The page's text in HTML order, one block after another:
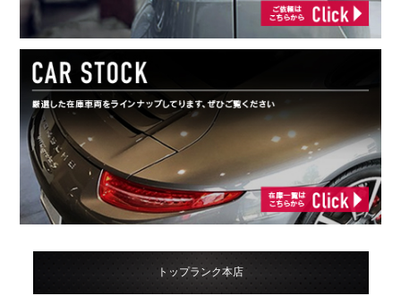
トップランク本店